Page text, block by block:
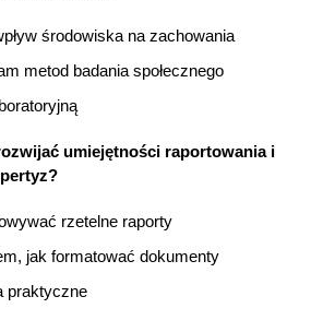
środowiska na zachowania
metod badania społecznego
umiejętności raportowania i
rzetelne raporty
jak formatować dokumenty
praktyczne